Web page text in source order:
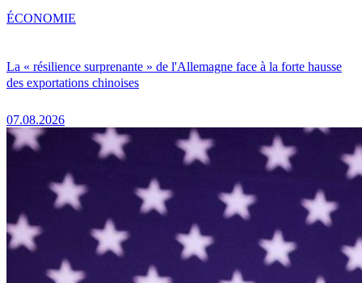
La « résilience surprenante » de l'Allemagne face à la forte hausse
des exportations chinoises
07.08.2026
ÉCONOMIE